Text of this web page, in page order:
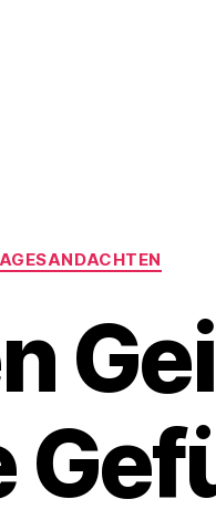
Kategorien